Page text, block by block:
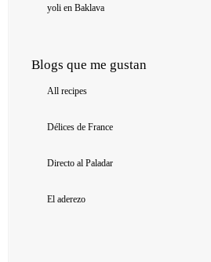
yoli en Baklava
Blogs que me gustan
All recipes
Délices de France
Directo al Paladar
El aderezo